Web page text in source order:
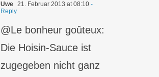
Uwe 21. Februar 2013 at 08:10 -
Reply
@Le bonheur goûteux:
Die Hoisin-Sauce ist
zugegeben nicht ganz